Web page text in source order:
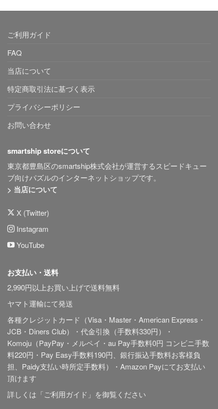
ご利用ガイド
FAQ
当店について
特定商取引法に基づく表示
プライバシーポリシー
お問い合わせ
smartship storeについて
東京都豊島区のsmartship株式会社が運営するスピードキュー
ブ向けパズルのインターネットショップです。
> 当店について
X (Twitter)
Instagram
YouTube
お支払い・送料
2,990円以上お買い上げで送料無料
ヤマト運輸にて発送
各種クレジットカード（Visa・Master・American Express・
JCB・Diners Club）・代金引換（手数料330円）・
Komoju（PayPay・メルペイ・au Pay手数料0円 コンビニ手数
料220円・Pay Easy手数料190円、銀行振込手数料お客様負
担、Paidy支払い時所定手数料）・Amazon Payにてお支払い
頂けます
詳しくは「ご利用ガイド 」を御覧ください